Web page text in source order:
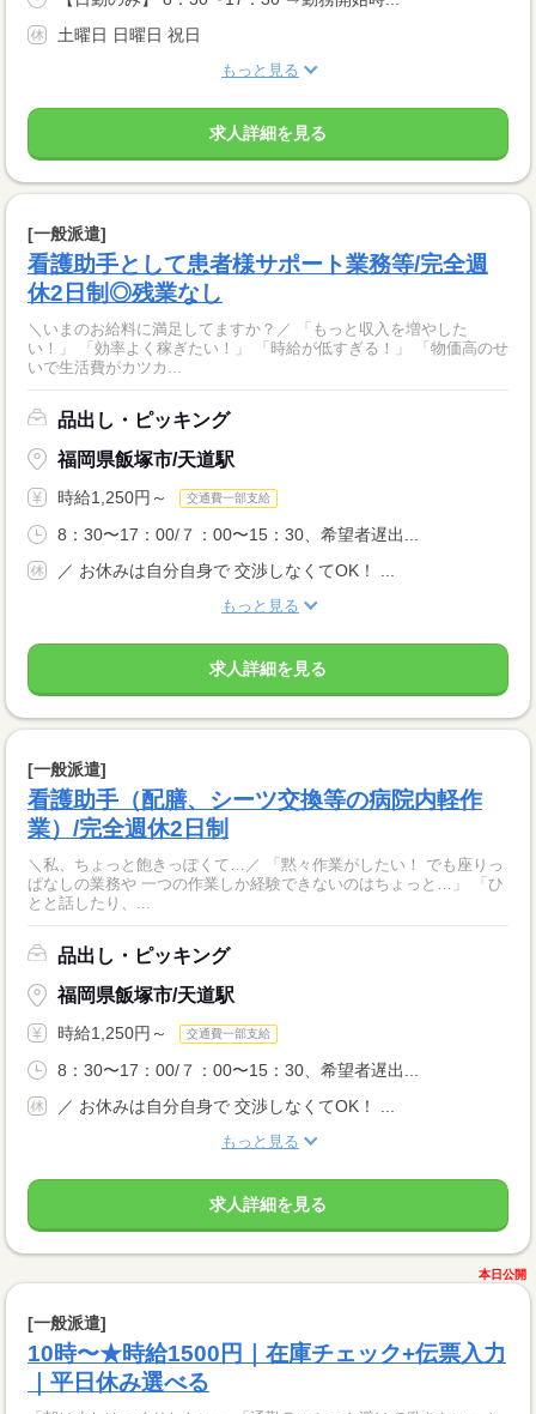
土曜日 日曜日 祝日
もっと見る
求人詳細を見る
[一般派遣]
看護助手として患者様サポート業務等/完全週
休2日制◎残業なし
＼いまのお給料に満足してますか？／ 「もっと収入を増やした
い！」 「効率よく稼ぎたい！」 「時給が低すぎる！」 「物価高のせ
いで生活費がカツカ...
品出し・ピッキング
福岡県飯塚市/天道駅
時給1,250円～ 交通費一部支給
8：30〜17：00/７：00〜15：30、希望者遅出...
／ お休みは自分自身で 交渉しなくてOK！ ...
もっと見る
求人詳細を見る
[一般派遣]
看護助手（配膳、シーツ交換等の病院内軽作
業）/完全週休2日制
＼私、ちょっと飽きっぽくて…／ 「黙々作業がしたい！ でも座りっ
ぱなしの業務や 一つの作業しか経験できないのはちょっと…」 「ひ
とと話したり、...
品出し・ピッキング
福岡県飯塚市/天道駅
時給1,250円～ 交通費一部支給
8：30〜17：00/７：00〜15：30、希望者遅出...
／ お休みは自分自身で 交渉しなくてOK！ ...
もっと見る
求人詳細を見る
本日公開
[一般派遣]
10時〜★時給1500円｜在庫チェック+伝票入力
｜平日休み選べる